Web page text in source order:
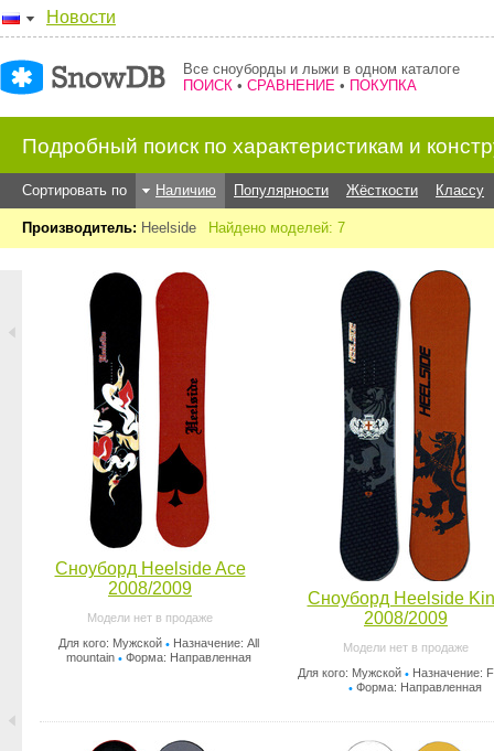
Новости
Все сноуборды и лыжи в одном каталоге
ПОИСК • СРАВНЕНИЕ • ПОКУПКА
Подробный поиск по характеристикам и
Сортировать по Наличию Популярности Жёсткости Классу
Производитель: Heelside Найдено моделей: 7
Сноуборд Heelside Ace
2008/2009
Модели нет в продаже
Для кого: Мужской • Назначение: All
mountain • Форма: Направленная
Сноуборд Heelside
2008/2009
Модели нет в продаже
Для кого: Мужской • Назначение:
• Форма: Направленная